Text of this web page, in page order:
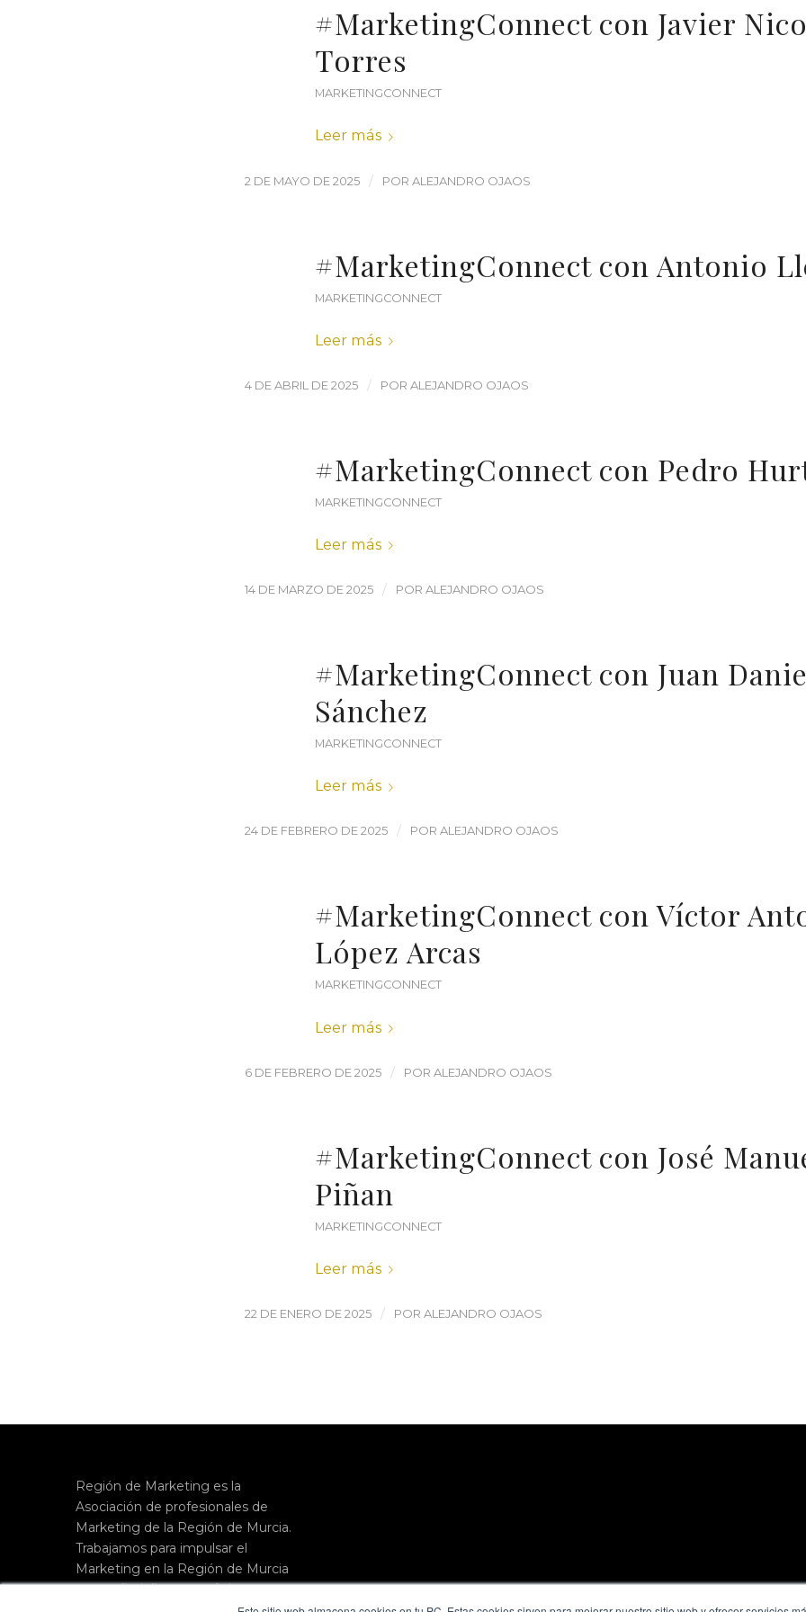
#MarketingConnect con Javier
Torres
MARKETINGCONNECT
Leer más
2 DE MAYO DE 2025 / POR ALEJANDRO OJAOS
#MarketingConnect con Antonio
MARKETINGCONNECT
Leer más
4 DE ABRIL DE 2025 / POR ALEJANDRO OJAOS
#MarketingConnect con Pedro
MARKETINGCONNECT
Leer más
14 DE MARZO DE 2025 / POR ALEJANDRO OJAOS
#MarketingConnect con Juan
Sánchez
MARKETINGCONNECT
Leer más
24 DE FEBRERO DE 2025 / POR ALEJANDRO OJAOS
#MarketingConnect con Víctor
López Arcas
MARKETINGCONNECT
Leer más
6 DE FEBRERO DE 2025 / POR ALEJANDRO OJAOS
#MarketingConnect con José
Piñan
MARKETINGCONNECT
Leer más
22 DE ENERO DE 2025 / POR ALEJANDRO OJAOS
Región de Marketing es la
Asociación de profesionales de
Marketing de la Región de Murcia.
Trabajamos para impulsar el
Marketing en la Región de Murcia
comodisciplina estratégica e